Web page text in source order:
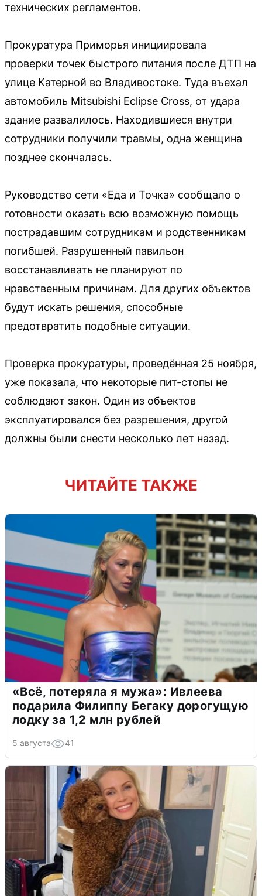
технических регламентов.
Прокуратура Приморья инициировала
проверки точек быстрого питания после ДТП на
улице Катерной во Владивостоке. Туда въехал
автомобиль Mitsubishi Eclipse Cross, от удара
здание развалилось. Находившиеся внутри
сотрудники получили травмы, одна женщина
позднее скончалась.
Руководство сети «Еда и Точка» сообщало о
готовности оказать всю возможную помощь
пострадавшим сотрудникам и родственникам
погибшей. Разрушенный павильон
восстанавливать не планируют по
нравственным причинам. Для других объектов
будут искать решения, способные
предотвратить подобные ситуации.
Проверка прокуратуры, проведённая 25 ноября,
уже показала, что некоторые пит-стопы не
соблюдают закон. Один из объектов
эксплуатировался без разрешения, другой
должны были снести несколько лет назад.
ЧИТАЙТЕ ТАКЖЕ
«Всё, потеряла я мужа»: Ивлеева
подарила Филиппу Бегаку дорогущую
лодку за 1,2 млн рублей
5 августа 41